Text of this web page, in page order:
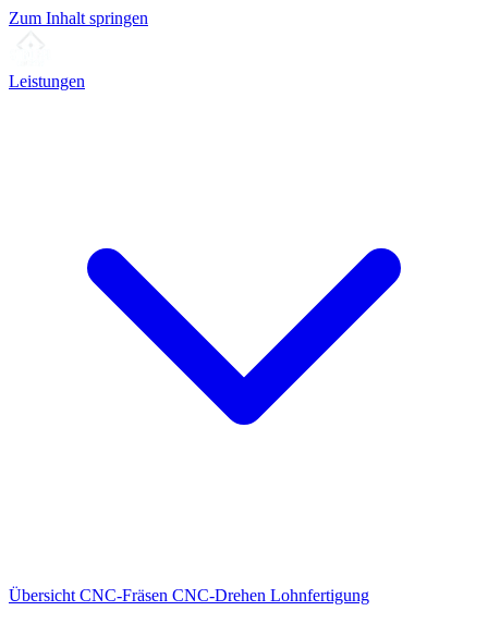
Zum Inhalt springen
Leistungen
Übersicht CNC-Fräsen CNC-Drehen Lohnfertigung